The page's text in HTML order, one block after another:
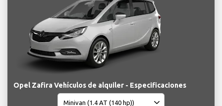
Opel Zafira Vehículos de alquiler - Especificaciones